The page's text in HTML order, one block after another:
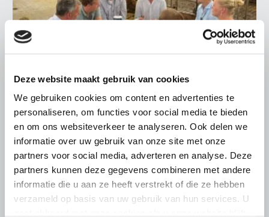
Deze website maakt gebruik van cookies
We gebruiken cookies om content en advertenties te
personaliseren, om functies voor social media te bieden
en om ons websiteverkeer te analyseren. Ook delen we
informatie over uw gebruik van onze site met onze
partners voor social media, adverteren en analyse. Deze
partners kunnen deze gegevens combineren met andere
informatie die u aan ze heeft verstrekt of die ze hebben
verzameld op basis van uw gebruik van hun services. U
LTO LOBBY
Kamerlid Goudzwaard (JA21)
bezoekt melkveehouderij in
Súdwest-Fryslân
LTO Nederland ontving gisteren Tweede Kamerlid
Maarten Goudzwaard (JA21) en beleidsmedewerker